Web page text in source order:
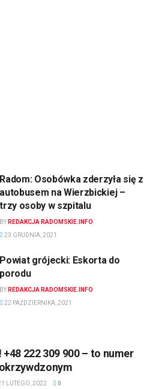
Radom: Osobówka zderzyła się z
autobusem na Wierzbickiej –
trzy osoby w szpitalu
BY REDAKCJA RADOMSKIE.INFO
23 GRUDNIA, 2021
Powiat grójecki: Eskorta do
porodu
BY REDAKCJA RADOMSKIE.INFO
22 PAŹDZIERNIKA, 2021
222 309 900 – to numer
LUTEGO, 2022 0